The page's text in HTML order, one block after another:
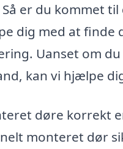
Så er du kommet
dig med at finde
Uanset om
kan vi hjælpe
døre korrekt
monteret dør